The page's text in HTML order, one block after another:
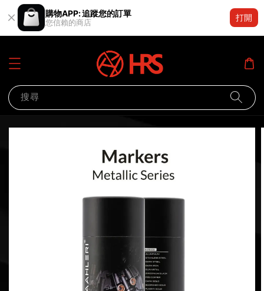
購物APP: 追蹤您的訂單
您信賴的商店
打開
搜尋